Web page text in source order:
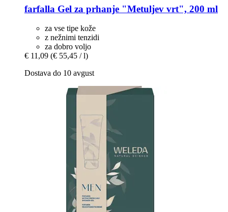
farfalla Gel za prhanje "Metuljev vrt", 200 ml
za vse tipe kože
z nežnimi tenzidi
za dobro voljo
€ 11,09 (€ 55,45 / l)
Dostava do 10 avgust